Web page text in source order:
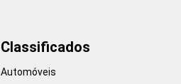
Classificados
Automóveis